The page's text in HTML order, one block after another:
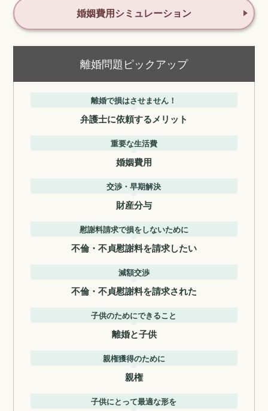
婚姻費用シミュレーション
離婚問題ピックアップ
離婚で損はさせません！
弁護士に依頼するメリット
重要な生活費
婚姻費用
交渉・早期解決
財産分与
慰謝料請求で損をしないために
不倫・不貞慰謝料を請求したい
減額交渉
不倫・不貞慰謝料を請求された
子供のためにできること
離婚と子供
親権獲得のために
親権
子供にとって最適な形を